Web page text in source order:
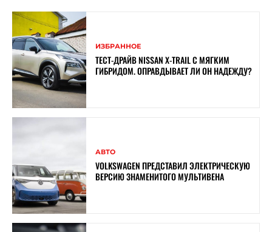
ИЗБРАННОЕ
ТЕСТ-ДРАЙВ NISSAN X-TRAIL С МЯГКИМ
ГИБРИДОМ. ОПРАВДЫВАЕТ ЛИ ОН НАДЕЖДУ?
АВТО
VOLKSWAGEN ПРЕДСТАВИЛ ЭЛЕКТРИЧЕСКУЮ
ВЕРСИЮ ЗНАМЕНИТОГО МУЛЬТИВЕНА